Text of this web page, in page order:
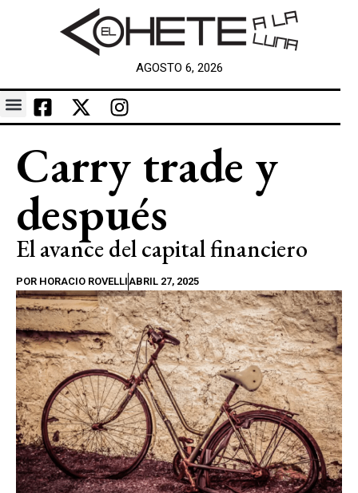
AGOSTO 6, 2026
Carry trade y
después
El avance del capital financiero
POR HORACIO ROVELLIABRIL 27, 2025